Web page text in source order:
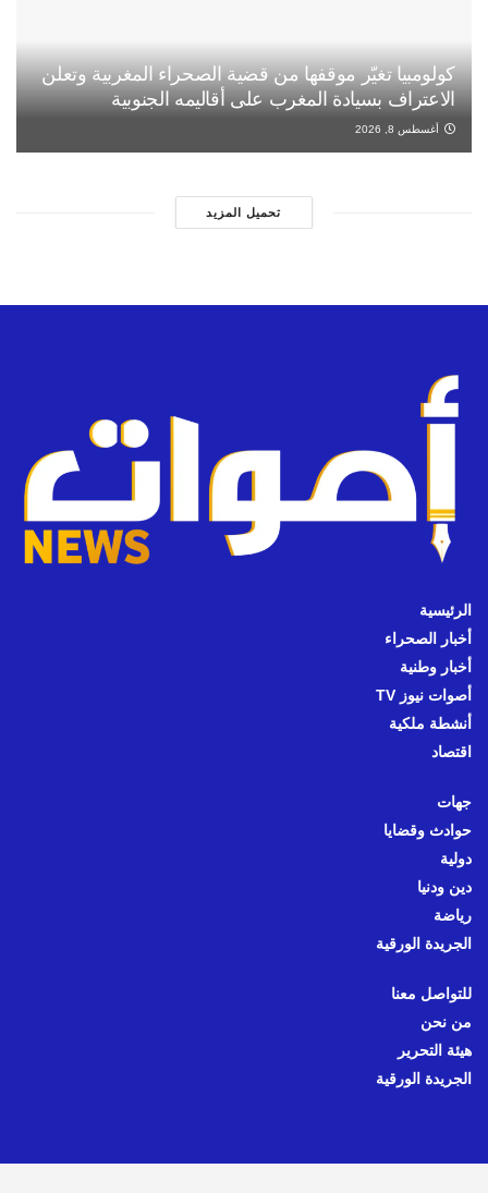
كولومبيا تغيّر موقفها من قضية الصحراء المغربية وتعلن
الاعتراف بسيادة المغرب على أقاليمه الجنوبية
أغسطس 8, 2026
تحميل المزيد
الرئيسية
أخبار الصحراء
أخبار وطنية
أصوات نيوز TV
أنشطة ملكية
اقتصاد
جهات
حوادث وقضايا
دولية
دين ودنيا
رياضة
الجريدة الورقية
للتواصل معنا
من نحن
هيئة التحرير
الجريدة الورقية